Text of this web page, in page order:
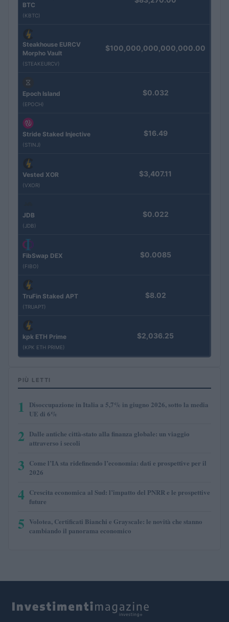
BTC
(KBTC)
Steakhouse EURCV
Morpho Vault
(STEAKEURCV)
$100,000,000,000,000.00
Epoch Island
(EPOCH)
$0.032
Stride Staked Injective
(STINJ)
$16.49
Vested XOR
(VXOR)
$3,407.11
JDB
(JDB)
$0.022
FibSwap DEX
(FIBO)
$0.0085
TruFin Staked APT
(TRUAPT)
$8.02
kpk ETH Prime
(KPK ETH PRIME)
$2,036.25
PIÙ LETTI
1
Disoccupazione in Italia a 5,7% in giugno 2026, sotto la media
UE di 6%
2 Dalle antiche città-stato alla finanza globale: un viaggio
attraverso i secoli
3 Come l’IA sta ridefinendo l’economia: dati e prospettive per il
2026
4 Crescita economica al Sud: l’impatto del PNRR e le prospettive
future
5 Volotea, Certificati Bianchi e Grayscale: le novità che stanno
cambiando il panorama economico